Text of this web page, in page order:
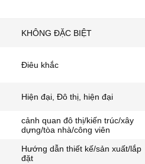
KHÔNG ĐẶC BIỆT
Điêu khắc
Hiện đại, Đô thị, hiện đại
cảnh quan đô thị/kiến trúc/xây
dựng/tòa nhà/công viên
Hướng dẫn thiết kế/sản xuất/lắp
đặt